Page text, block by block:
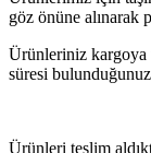
göz önüne
Ürünleriniz kargoya
süresi
Ürünleri teslim